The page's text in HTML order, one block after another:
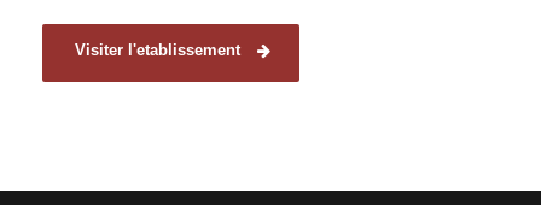
Visiter l'etablissement